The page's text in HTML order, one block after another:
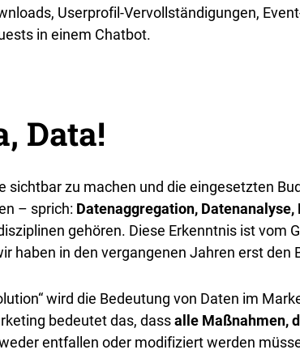
Userprofil-Vervollständigungen,
in einem Chatbot.
Data!
sichtbar zu machen und die eingesetzten
– sprich: Datenaggregation,
gehören. Diese Erkenntnis ist vom
haben in den vergangenen Jahren erst den
wird die Bedeutung von Daten im
bedeutet das, dassalle Maßnahmen,
entfallen oder modifiziert werden